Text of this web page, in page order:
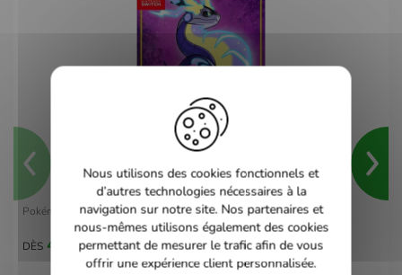
Pokémon Violet - switch
DÈS 40,00 €
Nous utilisons des cookies fonctionnels et
d’autres technologies nécessaires à la
navigation sur notre site. Nos partenaires et
nous-mêmes utilisons également des cookies
permettant de mesurer le trafic afin de vous
offrir une expérience client personnalisée.